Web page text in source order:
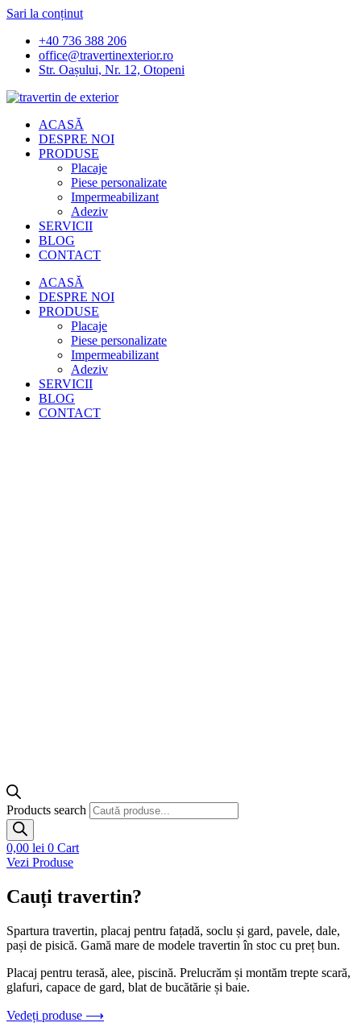
Sari la conținut
+40 736 388 206
office@travertinexterior.ro
Str. Oașului, Nr. 12, Otopeni
ACASĂ
DESPRE NOI
PRODUSE
Placaje
Piese personalizate
Impermeabilizant
Adeziv
SERVICII
BLOG
CONTACT
ACASĂ
DESPRE NOI
PRODUSE
Placaje
Piese personalizate
Impermeabilizant
Adeziv
SERVICII
BLOG
CONTACT
Products search
0,00 lei 0 Cart
Vezi Produse
Cauți travertin?
Spartura travertin, placaj pentru fațadă, soclu și gard, pavele, dale,
pași de pisică. Gamă mare de modele travertin în stoc cu preț bun.
Placaj pentru terasă, alee, piscină. Prelucrăm și montăm trepte scară,
glafuri, capace de gard, blat de bucătărie și baie.
Vedeți produse ⟶